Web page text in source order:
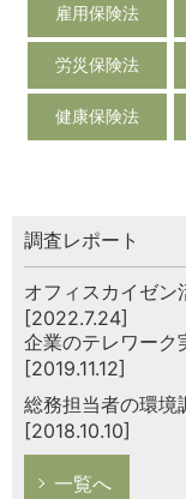
雇用保険法
労災保険法
健康保険法
調査レポート
オフィスカイゼ
[2022.7.24]
企業のテレワーク
[2019.11.12]
総務担当者の環境
[2018.10.10]
一覧へ